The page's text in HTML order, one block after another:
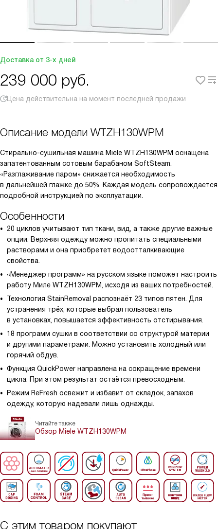
Доставка от 3-х дней
239 000 руб.
Цена действительна на момент последней продажи
Описание модели WTZH130WPM
Стирально-сушильная машина Miele WTZH130WPM оснащена
запатентованным сотовым барабаном SoftSteam.
«Разглаживание паром» снижается необходимость
в дальнейшей глажке до 50%. Каждая модель сопровождается
подробной инструкцией по эксплуатации.
Особенности
20 циклов учитывают тип ткани, вид, а также другие важные
опции. Верхняя одежду можно пропитать специальными
растворами и она приобретет водоотталкивающие
свойства.
«Менеджер программ» на русском языке поможет настроить
работу Миле WTZH130WPM, исходя из ваших потребностей.
Технология StainRemoval распознаёт 23 типов пятен. Для
устранения трёх, которые выбрал пользователь
в установках, повышается эффективность отстирывания.
18 программ сушки в соответствии со структурой материи
и другими параметрами. Можно установить холодный или
горячий обдув.
Функция QuickPower направлена на сокращение времени
цикла. При этом результат остаётся превосходным.
Режим ReFresh освежит и избавит от складок, запахов
одежду, которую надевали лишь однажды.
Читайте также
Обзор Miele WTZH130WPM
С этим товаром покупают